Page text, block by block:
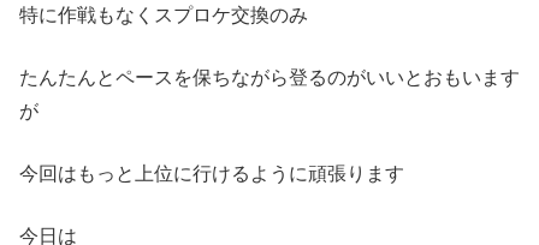
特に作戦もなくスプロケ交換のみ
たんたんとペースを保ちながら登るのがいいとおもいます
が
今回はもっと上位に行けるように頑張ります
今日は